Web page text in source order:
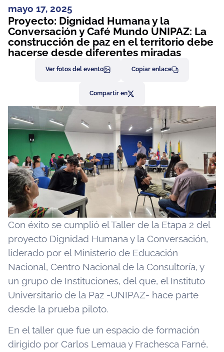
mayo 17, 2025
Proyecto: Dignidad Humana y la
Conversación y Café Mundo UNIPAZ: La
construcción de paz en el territorio debe
hacerse desde diferentes miradas
Ver fotos del evento Copiar enlace
Compartir en
Con éxito se cumplió el Taller de la Etapa 2 del
proyecto Dignidad Humana y la Conversación,
liderado por el Ministerio de Educación
Nacional, Centro Nacional de la Consultoría, y
un grupo de Instituciones, del que, el Instituto
Universitario de la Paz -UNIPAZ- hace parte
desde la prueba piloto.
En el taller que fue un espacio de formación
dirigido por Carlos Lemaua y Frachesca Farné,